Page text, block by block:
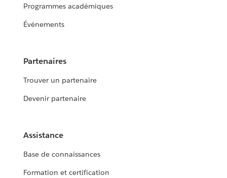
Programmes académiques
Événements
Partenaires
Trouver un partenaire
Devenir partenaire
Assistance
Base de connaissances
Formation et certification